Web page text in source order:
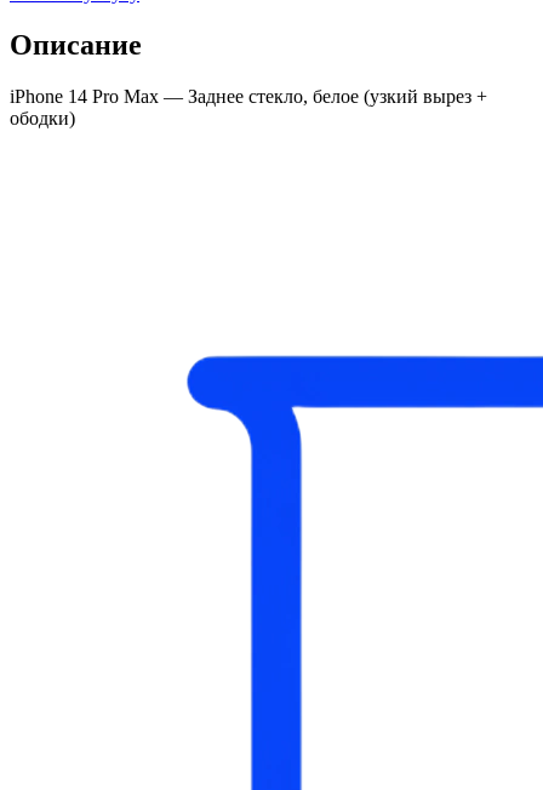
Описание
iPhone 14 Pro Max — Заднее стекло, белое (узкий вырез +
ободки)